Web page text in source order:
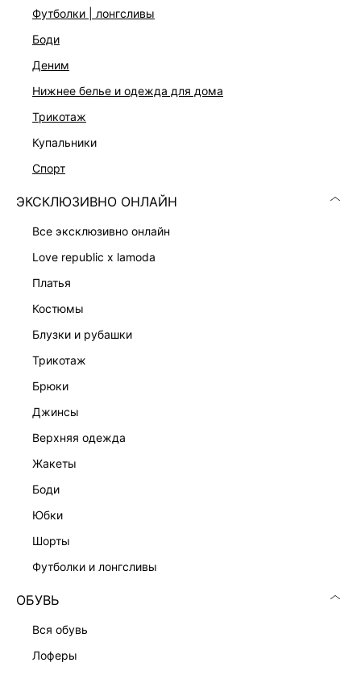
футболки | лонгсливы
боди
деним
нижнее белье и одежда для дома
трикотаж
купальники
спорт
ЭКСКЛЮЗИВНО ОНЛАЙН
все эксклюзивно онлайн
love republic x lamoda
платья
костюмы
блузки и рубашки
трикотаж
брюки
джинсы
верхняя одежда
жакеты
боди
юбки
шорты
футболки и лонгсливы
ОБУВЬ
вся обувь
лоферы
ПЛАТЬЕ ИЗ 100% ВИСКОЗЫ